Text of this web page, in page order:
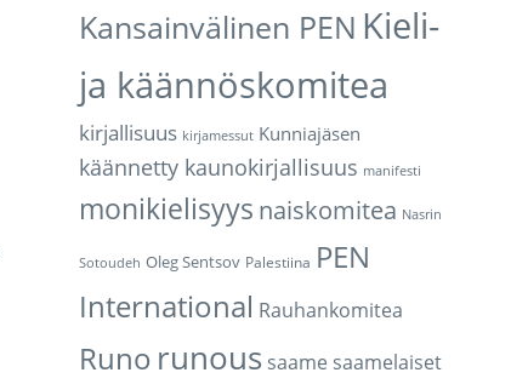
Kansainvälinen PEN Kieli-
ja käännöskomitea
kirjallisuus kirjamessut Kunniajäsen
käännetty kaunokirjallisuus manifesti
monikielisyys naiskomitea Nasrin
Sotoudeh Oleg Sentsov Palestiina PEN
International Rauhankomitea
Runo runous saame saamelaiset